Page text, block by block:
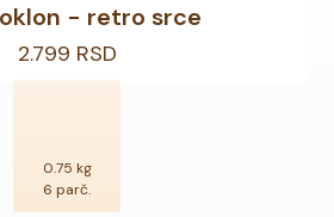
- retro srce
2.799 RSD
0.75 kg
6 parč.